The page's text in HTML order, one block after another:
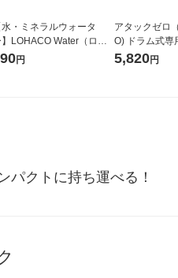
水・ミネラルウォータ
】LOHACO Water（ロハ
ウォーター）2L ラベルレ
円
アタックゼロ
O) ドラム式専
ガジャンボ
5,820円
パクトに持ち運べる！